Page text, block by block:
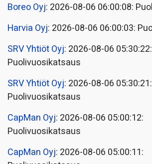
Boreo Oyj: 2026-08-06 06:00:08:
Harvia Oyj: 2026-08-06 06:00:03:
SRV Yhtiöt Oyj: 2026-08-06 05:30:22:
Puolivuosikatsaus
SRV Yhtiöt Oyj: 2026-08-06 05:30:21:
Puolivuosikatsaus
CapMan Oyj: 2026-08-06 05:00:12:
Puolivuosikatsaus
CapMan Oyj: 2026-08-06 05:00:11: